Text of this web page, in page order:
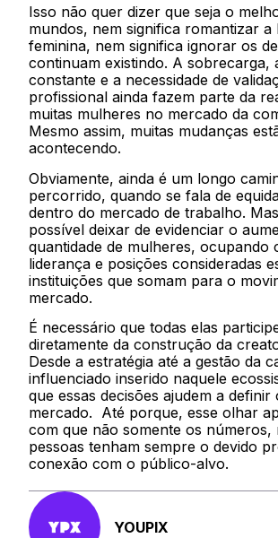
Isso não quer dizer que seja o
mundos, nem significa romantizar a
feminina, nem significa ignorar os
continuam existindo. A sobrecarga,
constante e a necessidade de
profissional ainda fazem parte da
muitas mulheres no mercado da
Mesmo assim, muitas mudanças
acontecendo.
Obviamente, ainda é um longo
percorrido, quando se fala de
dentro do mercado de trabalho.
possível deixar de evidenciar o
quantidade de mulheres, ocupando
liderança e posições consideradas
instituições que somam para o
mercado.
É necessário que todas elas
diretamente da construção da
Desde a estratégia até a gestão da
influenciado inserido naquele
que essas decisões ajudem a
mercado. Até porque, esse olhar
com que não somente os números,
pessoas tenham sempre o devido
conexão com o público-alvo.
YOUPIX